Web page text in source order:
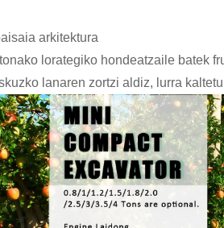
arkitektura
lorategiko hondeatzaile batek
lanaren zortzi aldiz, lurra